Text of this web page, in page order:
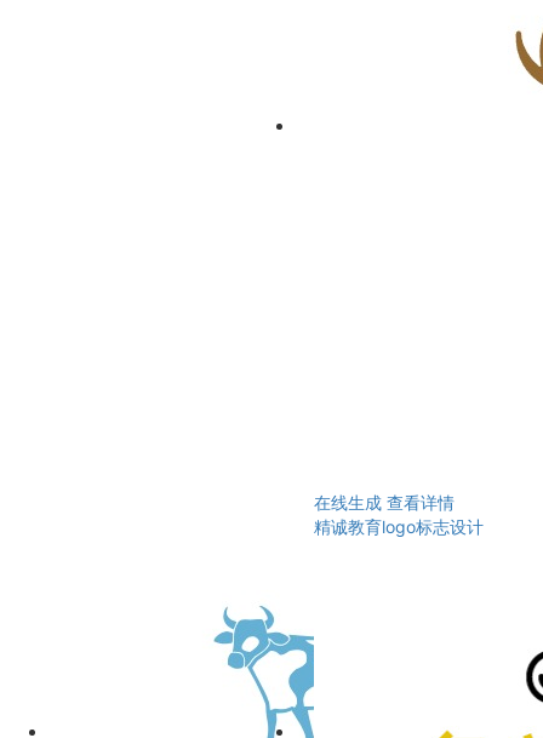
在线生成 查看详情
精诚教育logo标志设计